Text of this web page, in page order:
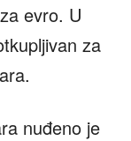
evro. U
za
nuđeno je